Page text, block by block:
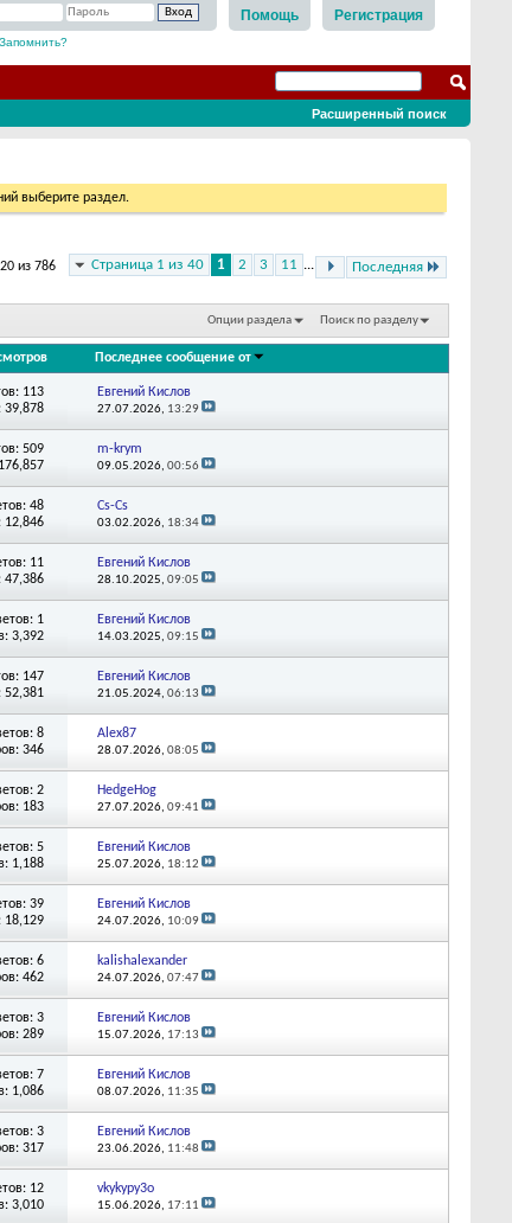
Регистрация
Помощь
Запомнить?
Расширенный поиск
выберите раздел.
Страница 1 из 40 1 2 3 11 ... Последняя
из 786
Опции раздела Поиск по разделу
Последнее сообщение от
113
39,878
Евгений Кислов
27.07.2026, 13:29
509
m-krym
09.05.2026, 00:56
48
12,846
Cs-Cs
03.02.2026, 18:34
11
47,386
Евгений Кислов
28.10.2025, 09:05
1
3,392
Евгений Кислов
14.03.2025, 09:15
147
52,381
Евгений Кислов
21.05.2024, 06:13
8
346
Alex87
28.07.2026, 08:05
2
183
HedgeHog
27.07.2026, 09:41
5
1,188
Евгений Кислов
25.07.2026, 18:12
39
18,129
Евгений Кислов
24.07.2026, 10:09
6
462
kalishalexander
24.07.2026, 07:47
3
289
Евгений Кислов
15.07.2026, 17:13
7
1,086
Евгений Кислов
08.07.2026, 11:35
3
317
Евгений Кислов
23.06.2026, 11:48
12
3,010
vkykypy3o
15.06.2026, 17:11